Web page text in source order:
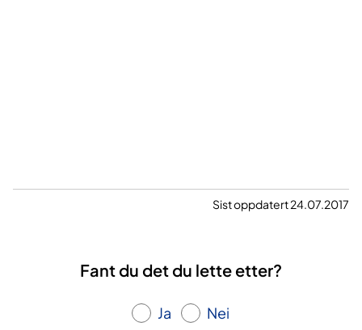
Sist oppdatert 24.07.2017
Fant du det du lette etter?
Ja Nei